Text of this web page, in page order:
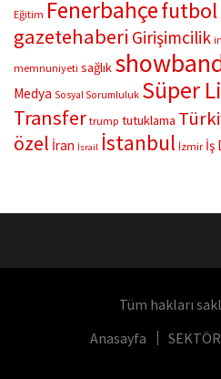
Eğitim Fenerbahçefutbol
gazetehaberi Girişimcilik
memnuniyeti sağlık
Medya Sosyal Sorumluluk Süper
Transfer trump tutuklama
özel İran İsrail İstanbul İzmir İş
Tüm hakları
Anasayfa
SEKTÖR